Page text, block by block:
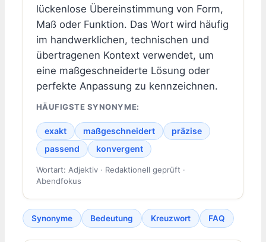
lückenlose Übereinstimmung von Form,
Maß oder Funktion. Das Wort wird häufig
im handwerklichen, technischen und
übertragenen Kontext verwendet, um
eine maßgeschneiderte Lösung oder
perfekte Anpassung zu kennzeichnen.
HÄUFIGSTE SYNONYME:
exakt maßgeschneidert
präzise
passend
konvergent
Wortart: Adjektiv · Redaktionell geprüft ·
Abendfokus
Synonyme Bedeutung Kreuzwort FAQ